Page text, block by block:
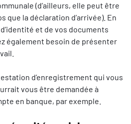
(d’ailleurs, elle peut être
que la déclaration d’arrivée). En
et de vos documents
également besoin de présenter
d’enregistrement qui vous
vous être demandée à
en banque, par exemple.